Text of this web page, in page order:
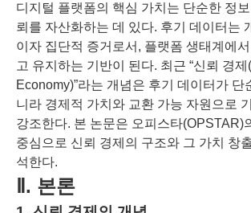
디지털 플랫폼의 핵심 가치는 단순한 정
뢰를 자산화하는 데 있다. 후기 데이터는
이자 집단적 증거로서, 플랫폼 생태계에
고 유지하는 기반이 된다. 최근 “신뢰 경제
Economy)”라는 개념은 후기 데이터가 단
니라 경제적 가치와 교환 가능 자원으로
강조한다. 본 논문은 오피스타(OPSTAR)
중심으로 신뢰 경제의 구조와 그 가치 창
석한다.
Ⅱ. 본론